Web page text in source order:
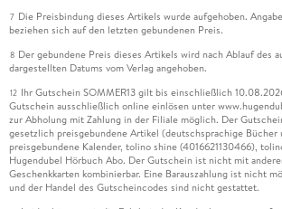
7 Die Preisbindung dieses Artikels wurde aufgehoben.
beziehen sich auf den letzten gebundenen Preis.
8 Der gebundene Preis dieses Artikels wird nach Ablauf des
dargestellten Datums vom Verlag angehoben.
12 Ihr Gutschein SOMMER13 gilt bis einschließlich
Gutschein ausschließlich online einlösen unter
zur Abholung mit Zahlung in der Filiale möglich. Der
gesetzlich preisgebundene Artikel (deutschsprachige Bücher
preisgebundene Kalender, tolino shine (4016621130466),
Hugendubel Hörbuch Abo. Der Gutschein ist nicht mit
Geschenkkarten kombinierbar. Eine Barauszahlung ist nicht
und der Handel des Gutscheincodes sind nicht gestattet.